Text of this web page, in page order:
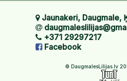
Jaunakeri, Daugmale,
+371 29297217
Facebook
© DaugmalesLilijas.lv